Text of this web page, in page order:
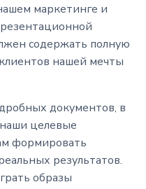
маркетинге и
содержать полную
нашей мечты
документов, в
целевые
формировать
результатов.
образы